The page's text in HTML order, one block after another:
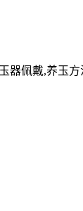
器佩戴,养玉方